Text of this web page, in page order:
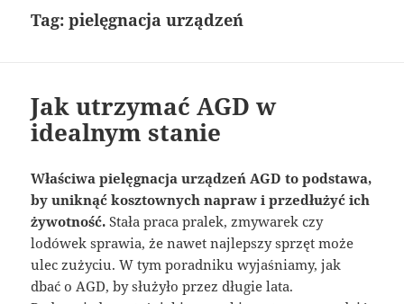
Tag:pielęgnacja urządzeń
Jak utrzymać AGD w
idealnym stanie
Właściwa pielęgnacja urządzeń AGD to podstawa,
by uniknąć kosztownych napraw i przedłużyć ich
żywotność. Stała praca pralek, zmywarek czy
lodówek sprawia, że nawet najlepszy sprzęt może
ulec zużyciu. W tym poradniku wyjaśniamy, jak
dbać o AGD, by służyło przez długie lata.